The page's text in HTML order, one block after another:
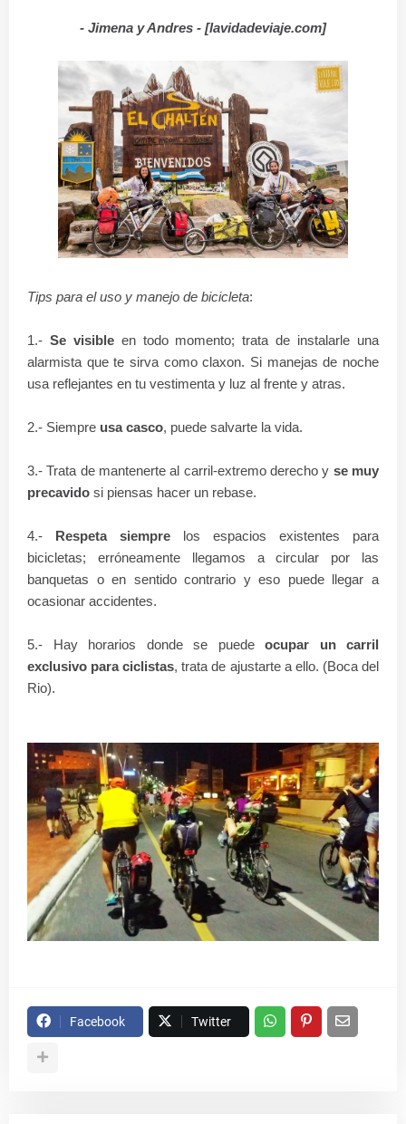
- Jimena y Andres - [lavidadeviaje.com]
Tips para el uso y manejo de bicicleta:
1.- Se visibleen todo momento; trata de instalarle una
alarmista que te sirva como claxon. Si manejas de noche
usa reflejantes en tu vestimenta y luz al frente y atras.
2.- Siempre usa casco, puede salvarte la vida.
3.- Trata de mantenerte al carril-extremo derecho y se muy
precavido si piensas hacer un rebase.
4.- Respeta siempre los espacios existentes para
bicicletas; erróneamente llegamos a circular por las
banquetas o en sentido contrario y eso puede llegar a
ocasionar accidentes.
5.- Hay horarios donde se puede ocupar un carril
exclusivo para ciclistas, trata de ajustarte a ello. (Boca del
Rio).
Facebook Twitter